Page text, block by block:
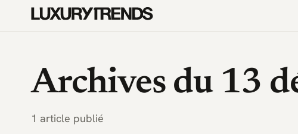
Archives du 13
1 article publié